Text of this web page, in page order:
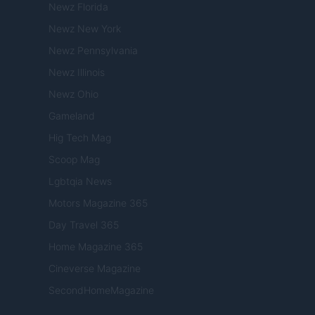
Newz Florida
Newz New York
Newz Pennsylvania
Newz Illinois
Newz Ohio
Gameland
Hig Tech Mag
Scoop Mag
Lgbtqia News
Motors Magazine 365
Day Travel 365
Home Magazine 365
Cineverse Magazine
SecondHomeMagazine